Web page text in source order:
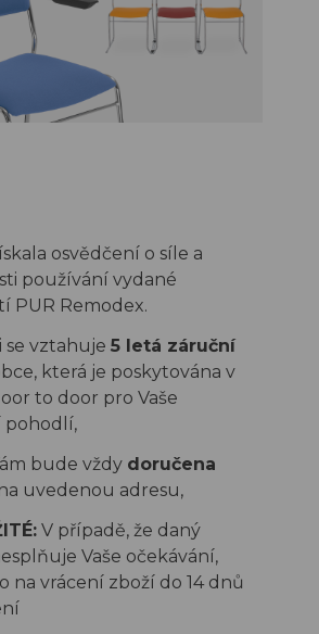
osvědčení o síle a
používání vydané
PUR Remodex.
se vztahuje 5 letá záruční
která je poskytována v
to door pro Vaše
pohodlí,
bude vždy doručena
uvedenou adresu,
V případě, že daný
Vaše očekávání,
na vrácení zboží do 14 dnů